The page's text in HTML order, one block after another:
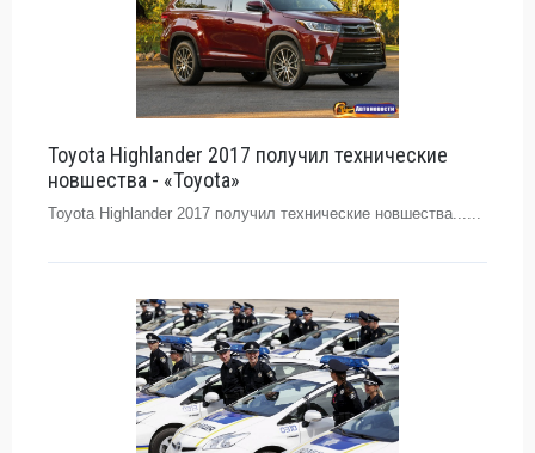
Toyota Highlander 2017 получил технические
новшества - «Toyota»
Toyota Highlander 2017 получил технические новшества......